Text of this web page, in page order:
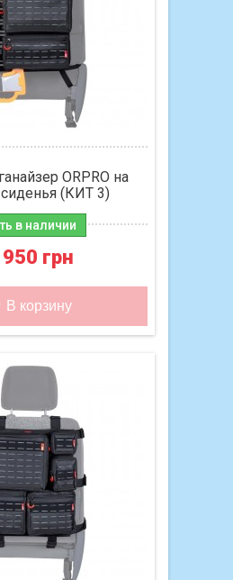
ORPRO на
(КИТ 3)
в наличии
грн
В корзину